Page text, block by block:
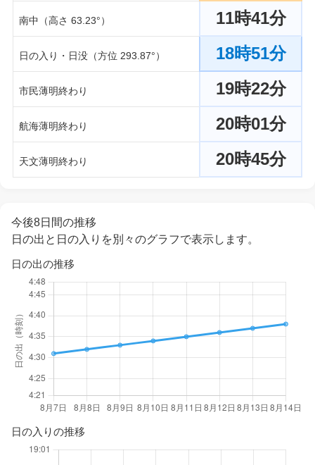
南中（高さ 63.23°） 11時41分
日の入り・日没（方位 293.87°） 18時51分
市民薄明終わり 19時22分
航海薄明終わり 20時01分
天文薄明終わり 20時45分
今後8日間の推移
日の出と日の入りを別々のグラフで表示します。
日の出の推移
日の入りの推移